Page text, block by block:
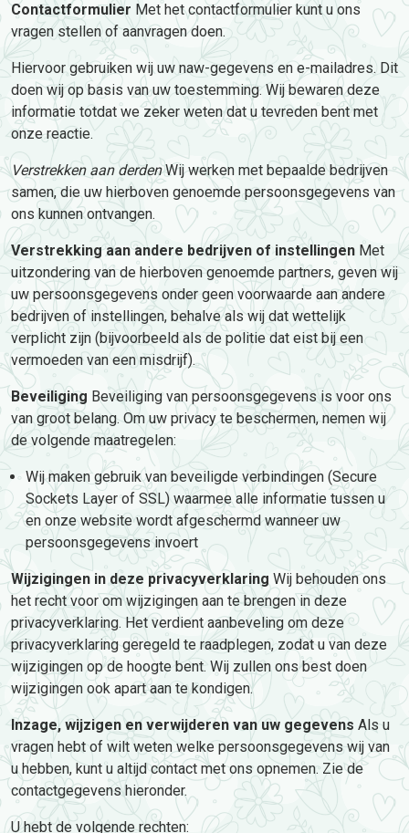
Contactformulier Met het contactformulier kunt u ons
vragen stellen of aanvragen doen.
Hiervoor gebruiken wij uw naw-gegevens en e-mailadres. Dit
doen wij op basis van uw toestemming. Wij bewaren deze
informatie totdat we zeker weten dat u tevreden bent met
onze reactie.
Verstrekken aan derdenWij werken met bepaalde bedrijven
samen, die uw hierboven genoemde persoonsgegevens van
ons kunnen ontvangen.
Verstrekking aan andere bedrijven of instellingen Met
uitzondering van de hierboven genoemde partners, geven wij
uw persoonsgegevens onder geen voorwaarde aan andere
bedrijven of instellingen, behalve als wij dat wettelijk
verplicht zijn (bijvoorbeeld als de politie dat eist bij een
vermoeden van een misdrijf).
Beveiliging Beveiliging van persoonsgegevens is voor ons
van groot belang. Om uw privacy te beschermen, nemen wij
de volgende maatregelen:
Wij maken gebruik van beveiligde verbindingen (Secure
Sockets Layer of SSL) waarmee alle informatie tussen u
en onze website wordt afgeschermd wanneer uw
persoonsgegevens invoert
Wijzigingen in deze privacyverklaring Wij behouden ons
het recht voor om wijzigingen aan te brengen in deze
privacyverklaring. Het verdient aanbeveling om deze
privacyverklaring geregeld te raadplegen, zodat u van deze
wijzigingen op de hoogte bent. Wij zullen ons best doen
wijzigingen ook apart aan te kondigen.
Inzage, wijzigen en verwijderen van uw gegevens Als u
vragen hebt of wilt weten welke persoonsgegevens wij van
u hebben, kunt u altijd contact met ons opnemen. Zie de
contactgegevens hieronder.
U hebt de volgende rechten: